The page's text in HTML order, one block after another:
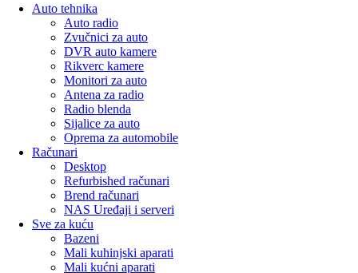
Auto tehnika
Auto radio
Zvučnici za auto
DVR auto kamere
Rikverc kamere
Monitori za auto
Antena za radio
Radio blenda
Sijalice za auto
Oprema za automobile
Računari
Desktop
Refurbished računari
Brend računari
NAS Uređaji i serveri
Sve za kuću
Bazeni
Mali kuhinjski aparati
Mali kućni aparati